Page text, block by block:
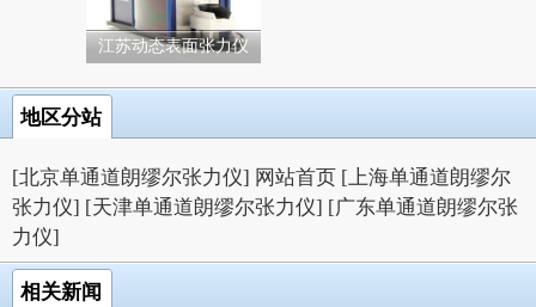
江苏动态表面张力仪
地区分站
[北京单通道朗缪尔张力仪] 网站首页 [上海单通道朗缪尔
张力仪] [天津单通道朗缪尔张力仪] [广东单通道朗缪尔张
力仪]
相关新闻